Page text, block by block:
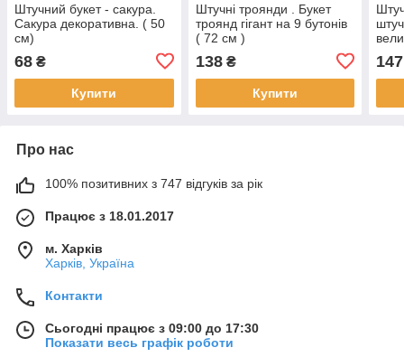
Штучний букет - сакура.
Сакура декоративна. ( 50
см)
68 ₴
Купити
Штучні троянди . Букет
троянд гігант на 9 бутонів
( 72 см )
138₴
Купити
147
Про нас
100% позитивних з 747 відгуків за рік
Працює з 18.01.2017
м. Харків
Харків, Україна
Контакти
Сьогодні працює з 09:00 до 17:30
Показати весь графік роботи